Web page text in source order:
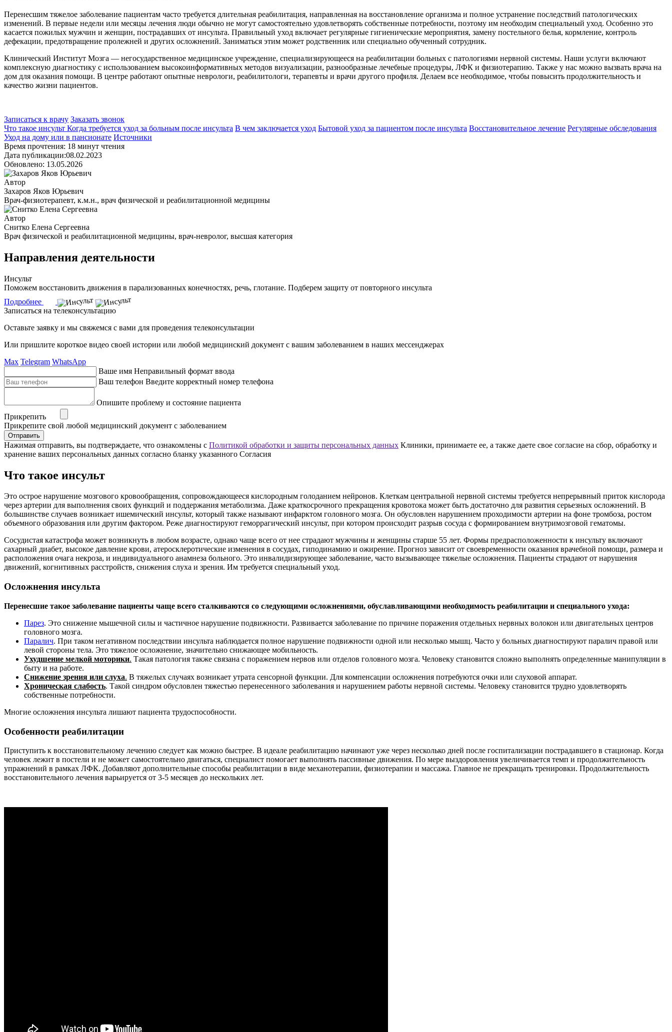
Перенесшим тяжелое заболевание пациентам часто требуется длительная реабилитация, направленная на восстановление организма и полное устранение последствий патологических
изменений. В первые недели или месяцы лечения люди обычно не могут самостоятельно удовлетворять собственные потребности, поэтому им необходим специальный уход. Особенно это
касается пожилых мужчин и женщин, пострадавших от инсульта. Правильный уход включает регулярные гигиенические мероприятия, замену постельного белья, кормление, контроль
дефекации, предотвращение пролежней и других осложнений. Заниматься этим может родственник или специально обученный сотрудник.
Клинический Институт Мозга — негосударственное медицинское учреждение, специализирующееся на реабилитации больных с патологиями нервной системы. Наши услуги включают
комплексную диагностику с использованием высокоинформативных методов визуализации, разнообразные лечебные процедуры, ЛФК и физиотерапию. Также у нас можно вызвать врача на
дом для оказания помощи. В центре работают опытные неврологи, реабилитологи, терапевты и врачи другого профиля. Делаем все необходимое, чтобы повысить продолжительность и
качество жизни пациентов.
Записаться к врачу Заказать звонок
Что такое инсульт Когда требуется уход за больным после инсульта В чем заключается уход Бытовой уход за пациентом после инсульта Восстановительное лечение Регулярные обследования
Уход на дому или в пансионате Источники
Время прочтения: 18 минут чтения
Дата публикации:08.02.2023
Обновлено: 13.05.2026
Автор
Захаров Яков Юрьевич
Врач-физиотерапевт, к.м.н., врач физической и реабилитационной медицины
Автор
Снитко Елена Сергеевна
Врач физической и реабилитационной медицины, врач-невролог, высшая категория
Направления деятельности
Инсульт
Поможем восстановить движения в парализованных конечностях, речь, глотание. Подберем защиту от повторного инсульта
Подробнее
Записаться на телеконсультацию
Оставьте заявку и мы свяжемся с вами для проведения телеконсультации
Или пришлите короткое видео своей истории или любой медицинский документ с вашим заболеванием в наших мессенджерах
Max Telegram WhatsApp
Ваше имя Неправильный формат ввода
Ваш телефон Введите корректный номер телефона
Опишите проблему и состояние пациента
Прикрепить
Прикрепите свой любой медицинский документ с заболеванием
Отправить
Нажимая отправить, вы подтверждаете, что ознакомлены с Политикой обработки и защиты персональных данных Клиники, принимаете ее, а также даете свое согласие на сбор, обработку и
хранение ваших персональных данных согласно бланку указанного Согласия
Что такое инсульт
Это острое нарушение мозгового кровообращения, сопровождающееся кислородным голоданием нейронов. Клеткам центральной нервной системы требуется непрерывный приток кислорода
через артерии для выполнения своих функций и поддержания метаболизма. Даже краткосрочного прекращения кровотока может быть достаточно для развития серьезных осложнений. В
большинстве случаев возникает ишемический инсульт, который также называют инфарктом головного мозга. Он обусловлен нарушением проходимости артерии на фоне тромбоза, ростом
объемного образования или другим фактором. Реже диагностируют геморрагический инсульт, при котором происходит разрыв сосуда с формированием внутримозговой гематомы.
Сосудистая катастрофа может возникнуть в любом возрасте, однако чаще всего от нее страдают мужчины и женщины старше 55 лет. Формы предрасположенности к инсульту включают
сахарный диабет, высокое давление крови, атеросклеротические изменения в сосудах, гиподинамию и ожирение. Прогноз зависит от своевременности оказания врачебной помощи, размера и
расположения очага некроза, и индивидуального анамнеза больного. Это инвалидизирующее заболевание, часто вызывающее тяжелые осложнения. Пациенты страдают от нарушения
движений, когнитивных расстройств, снижения слуха и зрения. Им требуется специальный уход.
Осложнения инсульта
Перенесшие такое заболевание пациенты чаще всего сталкиваются со следующими осложнениями, обуславливающими необходимость реабилитации и специального ухода:
Парез. Это снижение мышечной силы и частичное нарушение подвижности. Развивается заболевание по причине поражения отдельных нервных волокон или двигательных центров
головного мозга.
Паралич. При таком негативном последствии инсульта наблюдается полное нарушение подвижности одной или несколько мышц. Часто у больных диагностируют паралич правой или
левой стороны тела. Это тяжелое осложнение, значительно снижающее мобильность.
Ухудшение мелкой моторики. Такая патология также связана с поражением нервов или отделов головного мозга. Человеку становится сложно выполнять определенные манипуляции в
быту и на работе.
Снижение зрения или слуха. В тяжелых случаях возникает утрата сенсорной функции. Для компенсации осложнения потребуются очки или слуховой аппарат.
Хроническая слабость. Такой синдром обусловлен тяжестью перенесенного заболевания и нарушением работы нервной системы. Человеку становится трудно удовлетворять
собственные потребности.
Многие осложнения инсульта лишают пациента трудоспособности.
Особенности реабилитации
Приступить к восстановительному лечению следует как можно быстрее. В идеале реабилитацию начинают уже через несколько дней после госпитализации пострадавшего в стационар. Когда
человек лежит в постели и не может самостоятельно двигаться, специалист помогает выполнять пассивные движения. По мере выздоровления увеличивается темп и продолжительность
упражнений в рамках ЛФК. Добавляют дополнительные способы реабилитации в виде механотерапии, физиотерапии и массажа. Главное не прекращать тренировки. Продолжительность
восстановительного лечения варьируется от 3-5 месяцев до нескольких лет.